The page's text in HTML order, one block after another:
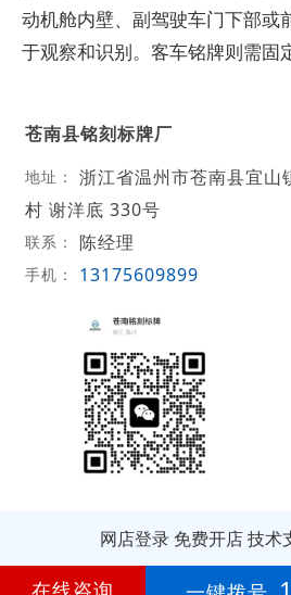
动机舱内壁、副驾驶车门下部或
于观察和识别。客车铭牌则需固
苍南县铭刻标牌厂
地址：
浙江省温州市苍南县宜山
村 谢洋底 330号
联系： 陈经理
手机： 13175609899
网店登录 免费开店技术
第4年
在线咨询